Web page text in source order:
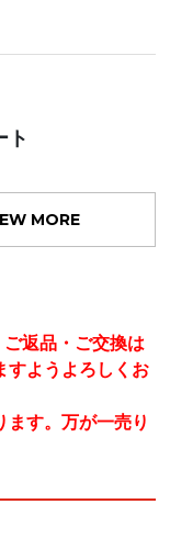
ト
MORE
返品・ご交換は
すようよろしくお
ます。万が一売り